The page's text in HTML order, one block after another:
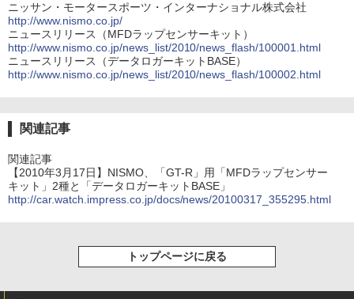
ニッサン・モータースポーツ・インターナショナル株式会社
http://www.nismo.co.jp/
ニュースリリース（MFDラップセンサーキット）
http://www.nismo.co.jp/news_list/2010/news_flash/100001.html
ニュースリリース（データロガーキットBASE）
http://www.nismo.co.jp/news_list/2010/news_flash/100002.html
関連記事
関連記事
【2010年3月17日】NISMO、「GT-R」用「MFDラップセンサー
キット」2種と「データロガーキットBASE」
http://car.watch.impress.co.jp/docs/news/20100317_355295.html
トップページに戻る